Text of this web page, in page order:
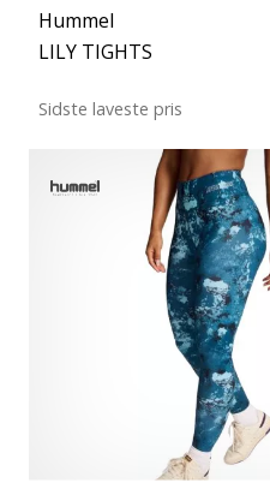
Hummel
LILY TIGHTS
Sidste laveste pris
S